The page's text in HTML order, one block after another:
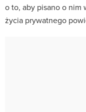
o to, aby pisano o nim
życia prywatnego